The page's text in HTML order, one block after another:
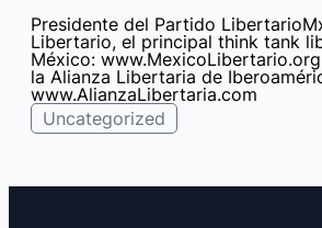
Presidente del Partido
Libertario, el principal think tank
México:
la Alianza Libertaria de
www.AlianzaLibertaria.com
Uncategorized